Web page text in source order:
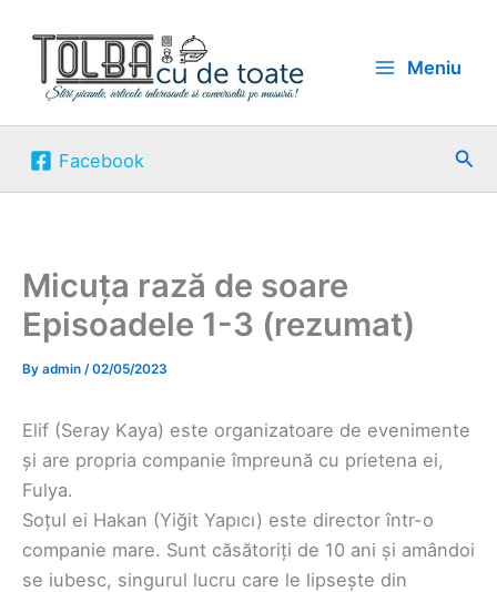
content
Meniu
Facebook
Micuța rază de soare
Episoadele 1-3 (rezumat)
By admin /02/05/2023
Elif (Seray Kaya) este organizatoare de evenimente
și are propria companie împreună cu prietena ei,
Fulya.
Soțul ei Hakan (Yiğit Yapıcı) este director într-o
companie mare. Sunt căsătoriți de 10 ani și amândoi
se iubesc, singurul lucru care le lipsește din